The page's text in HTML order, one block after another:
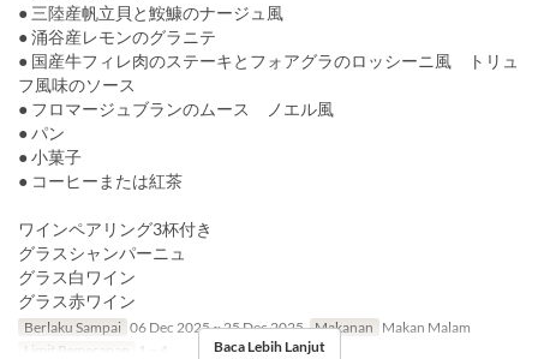
● 三陸産帆立貝と鮟鱇のナージュ風
● 涌谷産レモンのグラニテ
● 国産牛フィレ肉のステーキとフォアグラのロッシーニ風 トリュ
フ風味のソース
● フロマージュブランのムース ノエル風
● パン
● 小菓子
● コーヒーまたは紅茶
ワインペアリング3杯付き
グラスシャンパーニュ
グラス白ワイン
グラス赤ワイン
Berlaku Sampai 06 Dec 2025 ~ 25 Dec 2025 Makanan Makan Malam
Limit Pemesanan
1 ~ 4 Baca Lebih Lanjut